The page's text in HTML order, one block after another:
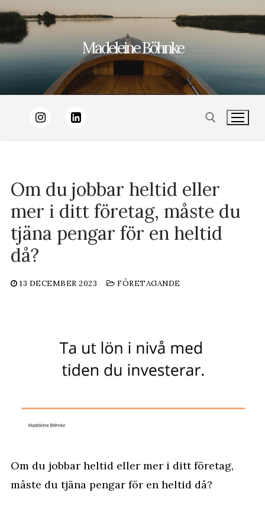
Hoppa
till
innehåll
Madeleine Böhnke
Om du jobbar heltid eller
mer i ditt företag, måste du
tjäna pengar för en heltid
då?
13 DECEMBER 2023 FÖRETAGANDE
Om du jobbar heltid eller mer i ditt företag,
måste du tjäna pengar för en heltid då?